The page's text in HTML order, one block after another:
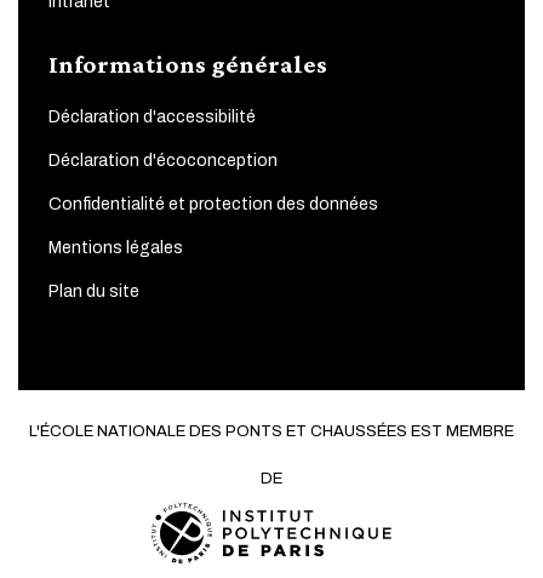
Informations générales
Déclaration d'accessibilité
Déclaration d'écoconception
Confidentialité et protection des données
Mentions légales
Plan du site
L'ÉCOLE NATIONALE DES PONTS ET CHAUSSÉES EST MEMBRE
DE